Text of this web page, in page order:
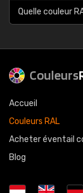
Quelle couleur
Couleurs
Accueil
Couleurs RAL
Acheter éventail
Blog